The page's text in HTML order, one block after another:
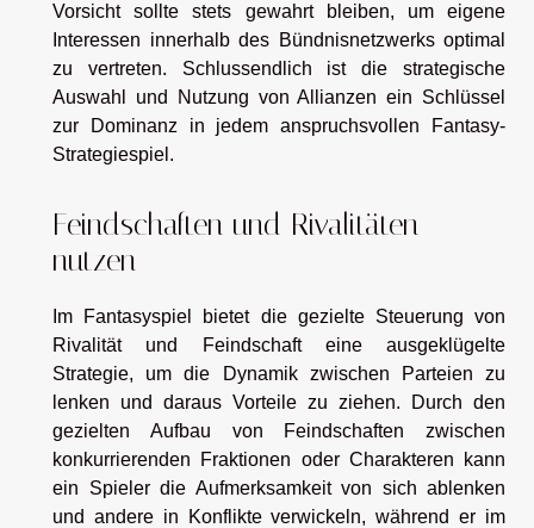
Vorsicht sollte stets gewahrt bleiben, um eigene
Interessen innerhalb des Bündnisnetzwerks optimal
zu vertreten. Schlussendlich ist die strategische
Auswahl und Nutzung von Allianzen ein Schlüssel
zur Dominanz in jedem anspruchsvollen Fantasy-
Strategiespiel.
Feindschaften und Rivalitäten
nutzen
Im Fantasyspiel bietet die gezielte Steuerung von
Rivalität und Feindschaft eine ausgeklügelte
Strategie, um die Dynamik zwischen Parteien zu
lenken und daraus Vorteile zu ziehen. Durch den
gezielten Aufbau von Feindschaften zwischen
konkurrierenden Fraktionen oder Charakteren kann
ein Spieler die Aufmerksamkeit von sich ablenken
und andere in Konflikte verwickeln, während er im